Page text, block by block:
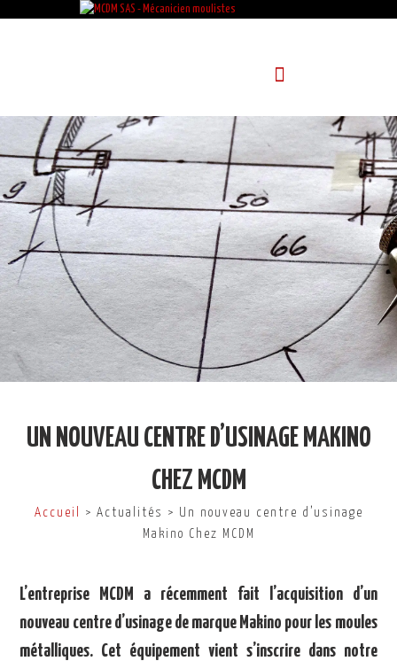
UN NOUVEAU CENTRE D’USINAGE MAKINO
CHEZ MCDM
Accueil
> Actualités > Un nouveau centre d’usinage
Makino Chez MCDM
L’entreprise MCDM a récemment fait l’acquisition d’un
nouveau centre d’usinage de marque Makino pour les moules
métalliques. Cet équipement vient s’inscrire dans notre